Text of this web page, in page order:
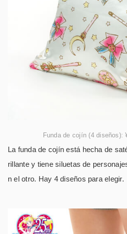
Funda de cojín (4 diseños):
La funda de cojín está hecha de
rillante y tiene siluetas de
n el otro. Hay 4 diseños para elegir.